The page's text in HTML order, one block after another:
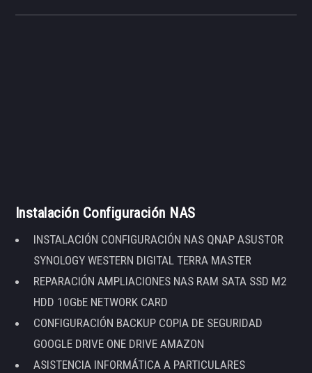
Instalación Configuración NAS
INSTALACIÓN CONFIGURACIÓN NAS QNAP ASUSTOR
SYNOLOGY WESTERN DIGITAL TERRA MASTER
REPARACIÓN AMPLIACIONES NAS RAM SATA SSD M2
HDD 10GbE NETWORK CARD
CONFIGURACIÓN BACKUP COPIA DE SEGURIDAD
GOOGLE DRIVE ONE DRIVE AMAZON
ASISTENCIA INFORMÁTICA A PARTICULARES